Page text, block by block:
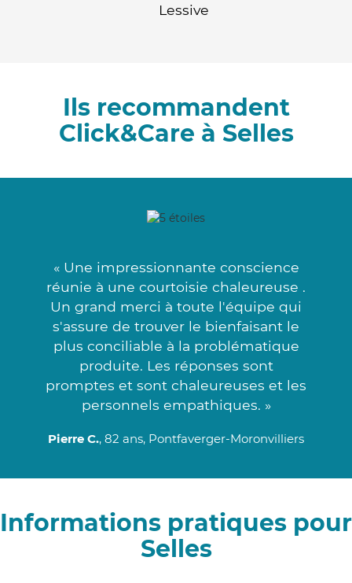
Lessive
Ils recommandent
Click&Care à Selles
« Une impressionnante conscience
réunie à une courtoisie chaleureuse .
Un grand merci à toute l'équipe qui
s'assure de trouver le bienfaisant le
plus conciliable à la problématique
produite. Les réponses sont
promptes et sont chaleureuses et les
personnels empathiques. »
Pierre C., 82 ans, Pontfaverger-Moronvilliers
Informations pratiques pour
Selles